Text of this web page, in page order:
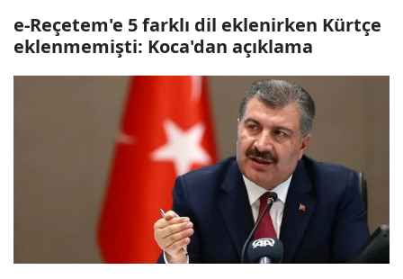
e-Reçetem'e 5 farklı dil eklenirken Kürtçe
eklenmemişti: Koca'dan açıklama